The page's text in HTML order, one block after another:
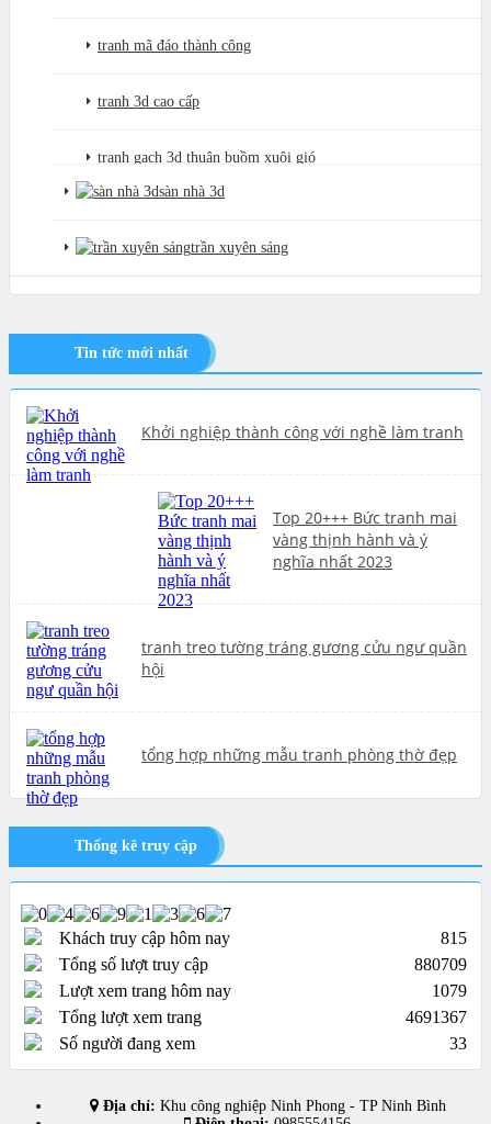
tranh mã đáo thành công
tranh 3d cao cấp
tranh gạch 3d thuận buồm xuôi gió
sàn nhà 3d
trần xuyên sáng
Tin tức mới nhất
Khởi nghiệp thành công với nghề làm tranh
Top 20+++ Bức tranh mai
vàng thịnh hành và ý
nghĩa nhất 2023
tranh treo tường tráng gương cửu ngư quần
hội
tổng hợp những mẫu tranh phòng thờ đẹp
Thống kê truy cập
Khách truy cập hôm nay
815
Tổng số lượt truy cập
880709
Lượt xem trang hôm nay
1079
Tổng lượt xem trang
4691367
Số người đang xem
33
Địa chỉ: Khu công nghiệp Ninh Phong - TP Ninh Bình